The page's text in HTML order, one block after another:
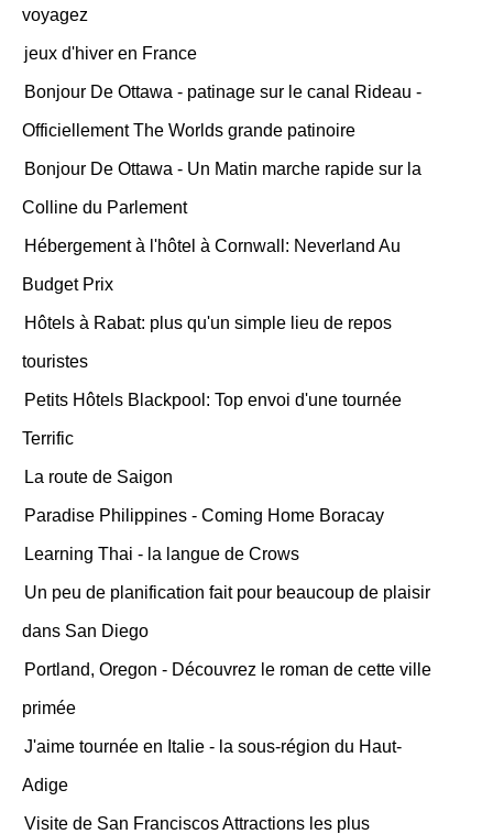
voyagez
jeux d'hiver en France
Bonjour De Ottawa - patinage sur le canal Rideau -
Officiellement The Worlds grande patinoire
Bonjour De Ottawa - Un Matin marche rapide sur la
Colline du Parlement
Hébergement à l'hôtel à Cornwall: Neverland Au
Budget Prix
Hôtels à Rabat: plus qu'un simple lieu de repos
touristes
Petits Hôtels Blackpool: Top envoi d'une tournée
Terrific
La route de Saigon
Paradise Philippines - Coming Home Boracay
Learning Thai - la langue de Crows
Un peu de planification fait pour beaucoup de plaisir
dans San Diego
Portland, Oregon - Découvrez le roman de cette ville
primée
J'aime tournée en Italie - la sous-région du Haut-
Adige
Visite de San Franciscos Attractions les plus